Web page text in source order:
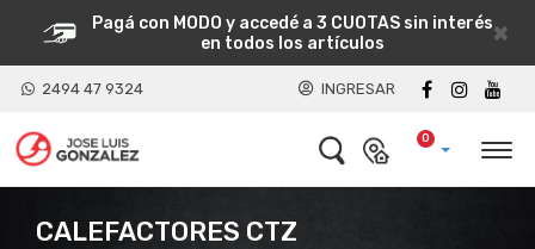
×
Pagá con MODO y accedé a 3 CUOTAS sin interés
en todos los artículos
2494 47 9324 INGRESAR
0
CALEFACTORES CTZ